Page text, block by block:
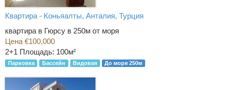
Квартира - Коньяалты, Анталия, Турция
квартира в Гюрсу в 250м от моря
Цена €100,000
2+1 Площадь: 100м²
Парковка Бассейн Видовая До моря 250м